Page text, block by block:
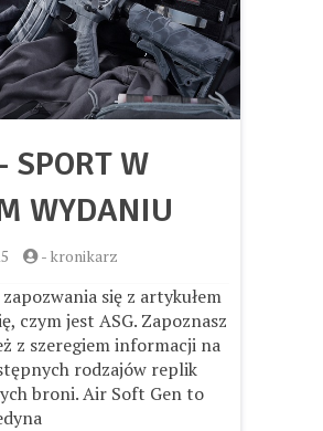
SPORT W
WYDANIU
- kronikarz
się z artykułem
czym jest ASG. Zapoznasz
z szeregiem informacji na
rodzajów replik
broni. Air Soft Gen to